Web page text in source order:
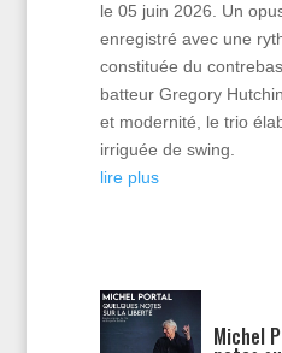
le 05 juin 2026. Un
enregistré avec une
constituée du
batteur Gregory
et modernité, le trio
irriguée de swing.
lire plus
Michel